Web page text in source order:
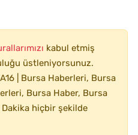
kabul etmiş
üstleniyorsunuz.
| Bursa Haberleri, Bursa
Bursa Haber, Bursa
hiçbir şekilde